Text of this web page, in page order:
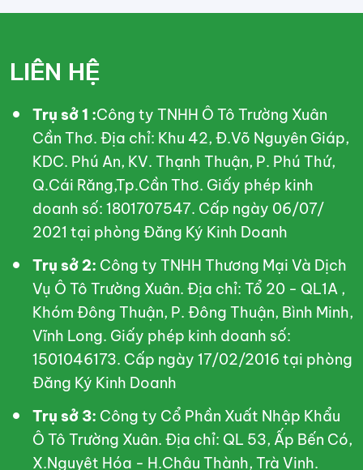
LIÊN HỆ
Trụ sở 1 :Công ty TNHH Ô Tô Trường Xuân
Cần Thơ. Địa chỉ: Khu 42, Đ.Võ Nguyên Giáp,
KDC. Phú An, KV. Thạnh Thuận, P. Phú Thứ,
Q.Cái Răng,Tp.Cần Thơ. Giấy phép kinh
doanh số: 1801707547. Cấp ngày 06/07/
2021 tại phòng Đăng Ký Kinh Doanh
Trụ sở 2: Công ty TNHH Thương Mại Và Dịch
Vụ Ô Tô Trường Xuân. Địa chỉ: Tổ 20 - QL1A ,
Khóm Đông Thuận, P. Đông Thuận, Bình Minh,
Vĩnh Long. Giấy phép kinh doanh số:
1501046173. Cấp ngày 17/02/2016 tại phòng
Đăng Ký Kinh Doanh
Trụ sở 3: Công ty Cổ Phần Xuất Nhập Khẩu
Ô Tô Trường Xuân. Địa chỉ: QL 53, Ấp Bến Có,
X.Nguyệt Hóa - H.Châu Thành, Trà Vinh.